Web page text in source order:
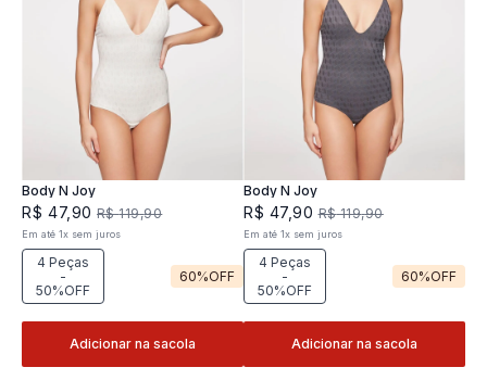
Body N Joy
R$ 47,90 R$ 119,90
Em até1x sem juros
4 Peças
-
50%OFF
60%OFF
Adicionar na sacola
Body N Joy
R$ 47,90 R$ 119,90
Em até 1x sem juros
4 Peças
-
50%OFF
60%OFF
Adicionar na sacola